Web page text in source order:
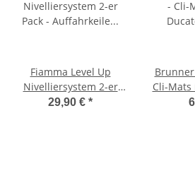
Fiamma Level Up
Nivelliersystem 2-er
Pack - Auffahrkeile
29,90 € *
Cli-Mats
ab